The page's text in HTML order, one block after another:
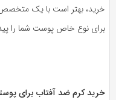
بهتر است با یک متخصص
نوع خاص پوست شما را پیدا
کرم ضد آفتاب برای